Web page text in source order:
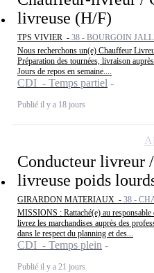
livreuse (H/F)
TPS VIVIER - 38 - BOURGOIN
Nous recherchons un(e) Chauffeur
Préparation des tournées, livraison
Jours de repos en semaine....
CDI - Temps partiel
Publié il y a 18 jours
Conducteur livreur
livreuse poids
GIRARDON MATERIAUX - 38 -
MISSIONS : Rattaché(e) au responsable
livrez les marchandises auprès des
dans le respect du planning et des...
CDI - Temps plein
Publié il y a 21 jours